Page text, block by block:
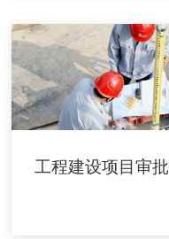
工程建设项目审批